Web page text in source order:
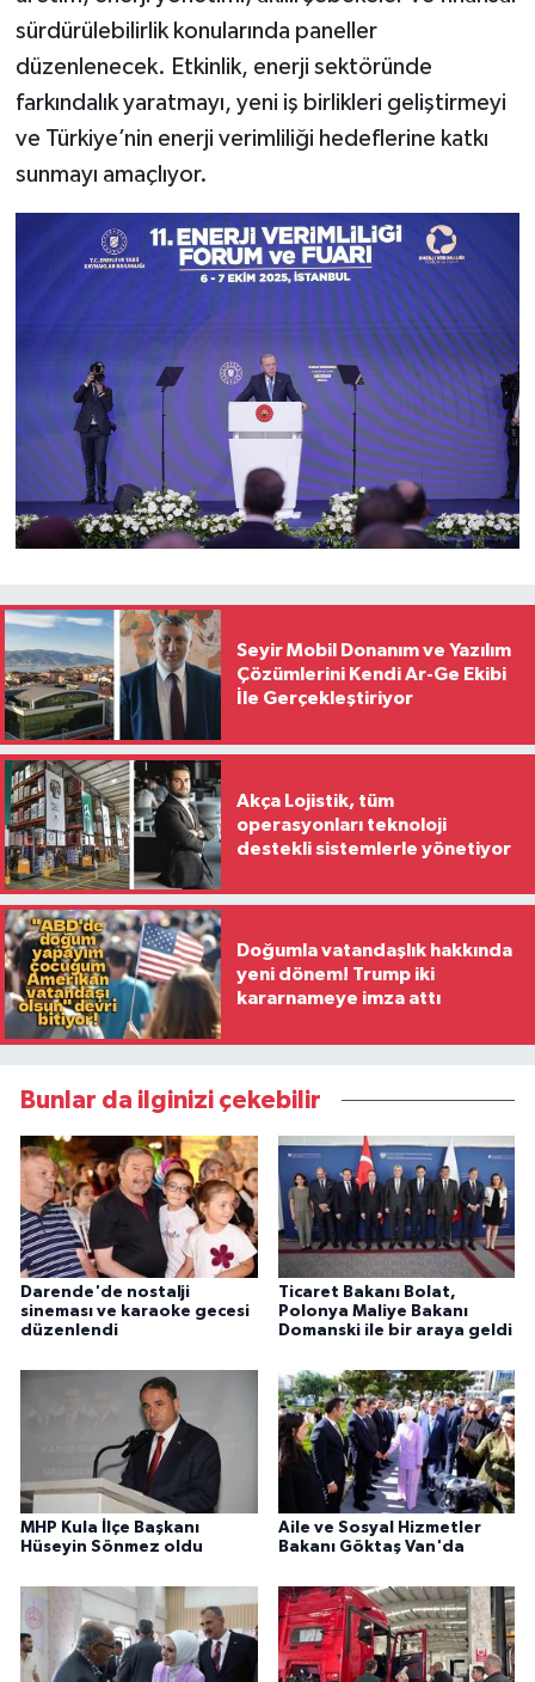
sürdürülebilirlik konularında paneller
düzenlenecek. Etkinlik, enerji sektöründe
farkındalık yaratmayı, yeni iş birlikleri geliştirmeyi
ve Türkiye’nin enerji verimliliği hedeflerine katkı
sunmayı amaçlıyor.
Seyir Mobil Donanım ve Yazılım
Çözümlerini Kendi Ar-Ge Ekibi
İle Gerçekleştiriyor
Akça Lojistik, tüm
operasyonları teknoloji
destekli sistemlerle yönetiyor
Doğumla vatandaşlık hakkında
yeni dönem! Trump iki
kararnameye imza attı
Bunlar da ilginizi çekebilir
Darende'de nostalji
sineması ve karaoke gecesi
düzenlendi
Ticaret Bakanı Bolat,
Polonya Maliye Bakanı
Domanski ile bir araya geldi
MHP Kula İlçe Başkanı
Hüseyin Sönmez oldu
Aile ve Sosyal Hizmetler
Bakanı Göktaş Van'da